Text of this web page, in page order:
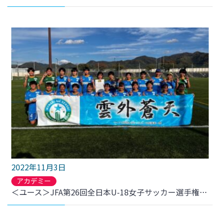
2022年11月3日
アカデミー
＜ユース＞JFA第26回全日本U-18女子サッカー選手権大会東北大会 決勝 試合結果について